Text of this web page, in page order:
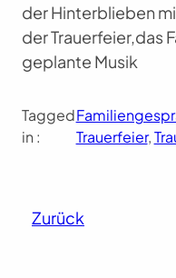
der Hinterblieben
der Trauerfeier,das
geplante Musik
Tagged
in :
Trauerfeier,
Zurück